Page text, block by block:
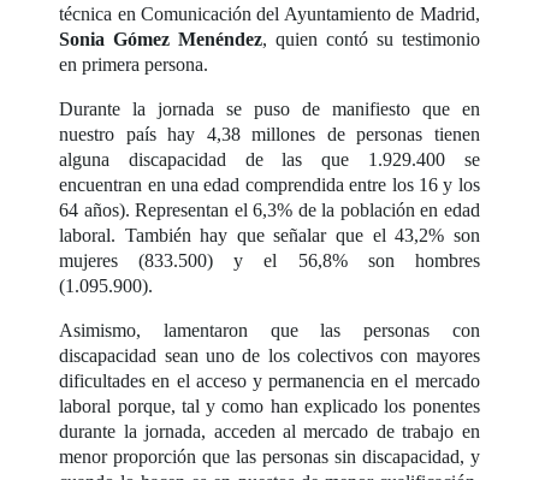
técnica en Comunicación del Ayuntamiento de Madrid,
Sonia Gómez Menéndez, quien contó su testimonio
en primera persona.
Durante la jornada se puso de manifiesto que en
nuestro país hay 4,38 millones de personas tienen
alguna discapacidad de las que 1.929.400 se
encuentran en una edad comprendida entre los 16 y los
64 años). Representan el 6,3% de la población en edad
laboral. También hay que señalar que el 43,2% son
mujeres (833.500) y el 56,8% son hombres
(1.095.900).
Asimismo, lamentaron que las personas con
discapacidad sean uno de los colectivos con mayores
dificultades en el acceso y permanencia en el mercado
laboral porque, tal y como han explicado los ponentes
durante la jornada, acceden al mercado de trabajo en
menor proporción que las personas sin discapacidad, y